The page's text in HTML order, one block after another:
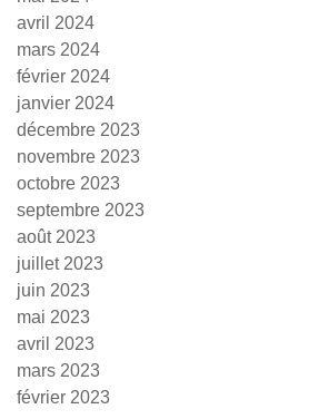
avril 2024
mars 2024
février 2024
janvier 2024
décembre 2023
novembre 2023
octobre 2023
septembre 2023
août 2023
juillet 2023
juin 2023
mai 2023
avril 2023
mars 2023
février 2023